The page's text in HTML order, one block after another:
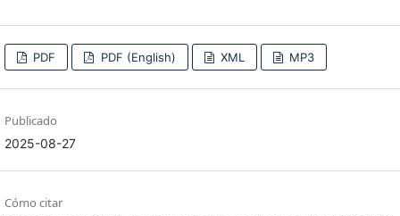
PDF PDF (English) XML MP3
Publicado
2025-08-27
Cómo citar